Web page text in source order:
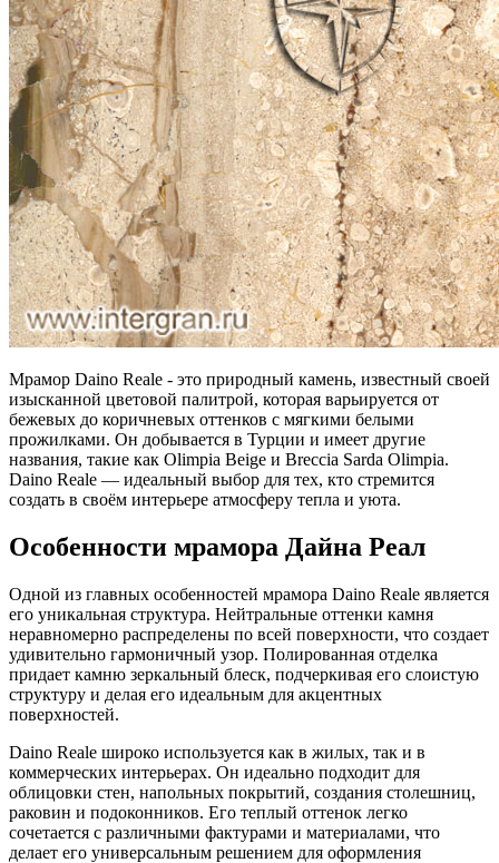
Мрамор Daino Reale - это природный камень, известный своей
изысканной цветовой палитрой, которая варьируется от
бежевых до коричневых оттенков с мягкими белыми
прожилками. Он добывается в Турции и имеет другие
названия, такие как Olimpia Beige и Breccia Sarda Olimpia.
Daino Reale — идеальный выбор для тех, кто стремится
создать в своём интерьере атмосферу тепла и уюта.
Особенности мрамора Дайна Реал
Одной из главных особенностей мрамора Daino Reale является
его уникальная структура. Нейтральные оттенки камня
неравномерно распределены по всей поверхности, что создает
удивительно гармоничный узор. Полированная отделка
придает камню зеркальный блеск, подчеркивая его слоистую
структуру и делая его идеальным для акцентных
поверхностей.
Daino Reale широко используется как в жилых, так и в
коммерческих интерьерах. Он идеально подходит для
облицовки стен, напольных покрытий, создания столешниц,
раковин и подоконников. Его теплый оттенок легко
сочетается с различными фактурами и материалами, что
делает его универсальным решением для оформления